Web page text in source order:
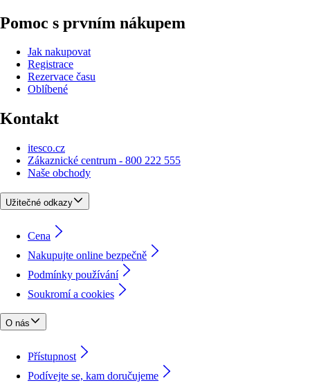
Pomoc s prvním nákupem
Jak nakupovat
Registrace
Rezervace času
Oblíbené
Kontakt
itesco.cz
Zákaznické centrum - 800 222 555
Naše obchody
Užitečné odkazy
Cena
Nakupujte online bezpečně
Podmínky používání
Soukromí a cookies
O nás
Přístupnost
Podívejte se, kam doručujeme